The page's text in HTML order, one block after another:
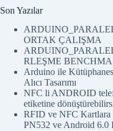
Son Yazılar
ORTAK ÇALIŞMA
RLEŞME
Arduino ile
Alıcı Tasarımı
NFC li ANDROID
etiketine
RFID ve NFC Kartlara
PN532 ve Android 6.0